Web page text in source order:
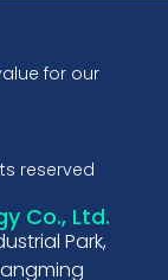
for our
reserved
Co., Ltd.
Park,